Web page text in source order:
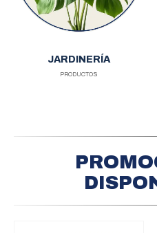
JARDINERÍA
PRODUCTOS